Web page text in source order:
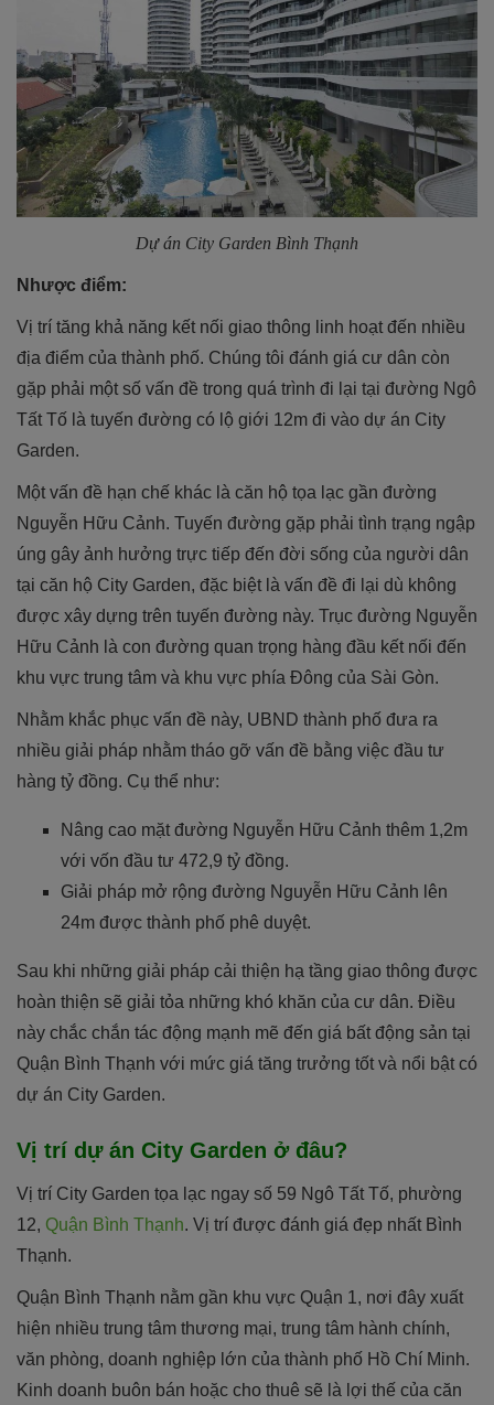
Dự án City Garden Bình Thạnh
Nhược điểm:
Vị trí tăng khả năng kết nối giao thông linh hoạt đến nhiều
địa điểm của thành phố. Chúng tôi đánh giá cư dân còn
gặp phải một số vấn đề trong quá trình đi lại tại đường Ngô
Tất Tố là tuyến đường có lộ giới 12m đi vào dự án City
Garden.
Một vấn đề hạn chế khác là căn hộ tọa lạc gần đường
Nguyễn Hữu Cảnh. Tuyến đường gặp phải tình trạng ngập
úng gây ảnh hưởng trực tiếp đến đời sống của người dân
tại căn hộ City Garden, đặc biệt là vấn đề đi lại dù không
được xây dựng trên tuyến đường này. Trục đường Nguyễn
Hữu Cảnh là con đường quan trọng hàng đầu kết nối đến
khu vực trung tâm và khu vực phía Đông của Sài Gòn.
Nhằm khắc phục vấn đề này, UBND thành phố đưa ra
nhiều giải pháp nhằm tháo gỡ vấn đề bằng việc đầu tư
hàng tỷ đồng. Cụ thể như:
Nâng cao mặt đường Nguyễn Hữu Cảnh thêm 1,2m
với vốn đầu tư 472,9 tỷ đồng.
Giải pháp mở rộng đường Nguyễn Hữu Cảnh lên
24m được thành phố phê duyệt.
Sau khi những giải pháp cải thiện hạ tầng giao thông được
hoàn thiện sẽ giải tỏa những khó khăn của cư dân. Điều
này chắc chắn tác động mạnh mẽ đến giá bất động sản tại
Quận Bình Thạnh với mức giá tăng trưởng tốt và nổi bật có
dự án City Garden.
Vị trí dự án City Garden ở đâu?
Vị trí City Garden tọa lạc ngay số 59 Ngô Tất Tố, phường
12, Quận Bình Thạnh. Vị trí được đánh giá đẹp nhất Bình
Thạnh.
Quận Bình Thạnh nằm gần khu vực Quận 1, nơi đây xuất
hiện nhiều trung tâm thương mại, trung tâm hành chính,
văn phòng, doanh nghiệp lớn của thành phố Hồ Chí Minh.
Kinh doanh buôn bán hoặc cho thuê sẽ là lợi thế của căn